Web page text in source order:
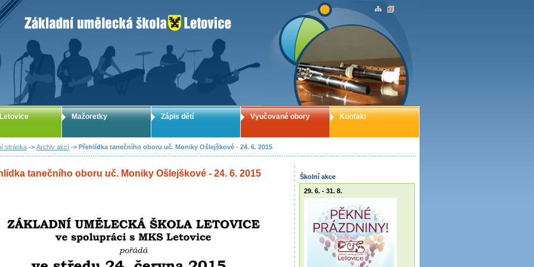
ZUŠ Letovice - Základní umělecká škola
stránka -> Archiv akcí -> Přehlídka tanečního oboru uč. Moniky Ošlejškové - 24. 6. 2015
tanečního oboru uč. Moniky Ošlejškové - 24. 6. 2015
Školní akce
29. 6. - 31. 8.
Mažoretky Zápis dětí Vyučované obory Kontakt